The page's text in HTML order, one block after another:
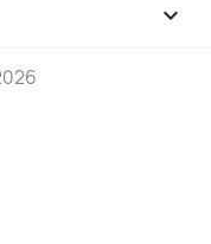
keyboard_arrow_down